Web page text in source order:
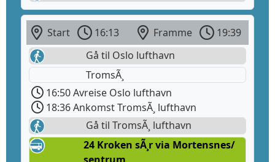
Start 16:13 Framme
19:39
Gå til Oslo lufthavn
TromsÃ¸
16:50 Avreise Oslo lufthavn
18:36 Ankomst TromsÃ¸ lufthavn
Gå til TromsÃ¸ lufthavn
24 Kroken sÃ¸r via Mortensnes/